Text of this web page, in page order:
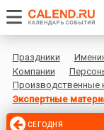
Праздники
Компании
Производственные
Экспертные
СЕГОДНЯ